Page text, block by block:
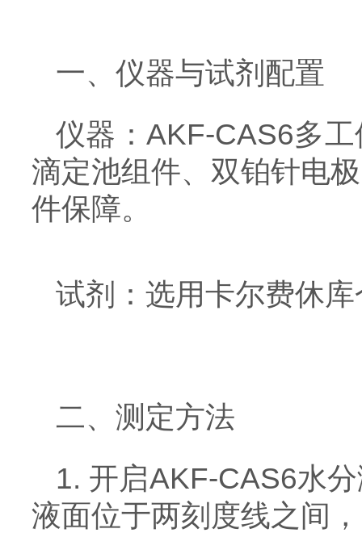
一、仪器与试剂配置
仪器：AKF-CAS6多
滴定池组件、双铂针电
件保障。
试剂：选用卡尔费休
二、测定方法
1. 开启AKF-CAS6水
液面位于两刻度线之间